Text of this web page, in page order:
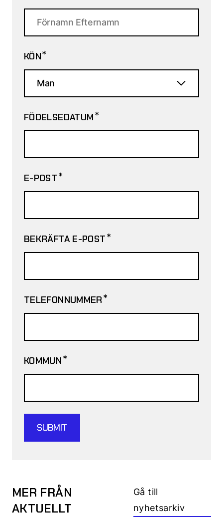
KÖN*
FÖDELSEDATUM*
E-POST*
BEKRÄFTA E-POST*
TELEFONNUMMER*
KOMMUN*
MER FRÅN
AKTUELLT
Gå till
nyhetsarkiv